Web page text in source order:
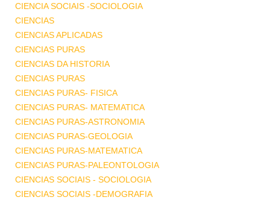
CIENCIA SOCIAIS -SOCIOLOGIA
CIENCIAS
CIENCIAS APLICADAS
CIENCIAS PURAS
CIENCIAS DA HISTORIA
CIENCIAS PURAS
CIENCIAS PURAS- FISICA
CIENCIAS PURAS- MATEMATICA
CIENCIAS PURAS-ASTRONOMIA
CIENCIAS PURAS-GEOLOGIA
CIENCIAS PURAS-MATEMATICA
CIENCIAS PURAS-PALEONTOLOGIA
CIENCIAS SOCIAIS - SOCIOLOGIA
CIENCIAS SOCIAIS -DEMOGRAFIA